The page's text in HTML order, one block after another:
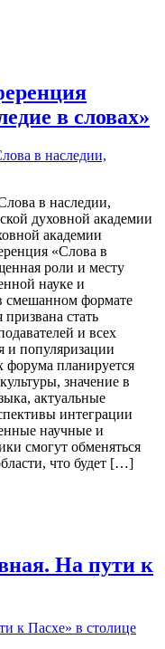
в словах»
в наследии,
духовной академии
академии
«Слова в
роли и месту
науке и
смешанном формате
стать
и всех
и популяризации
форума планируется
значение в
актуальные
интеграции
научные и
смогут обменяться
что будет […]
На пути к